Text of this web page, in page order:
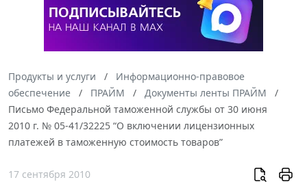
Продукты и услуги
Информационно-правовое
обеспечение
ПРАЙМ
Документы ленты ПРАЙМ
Письмо Федеральной таможенной службы от 30 июня
2010 г. № 05-41/32225 “О включении лицензионных
платежей в таможенную стоимость товаров”
17 сентября 2010